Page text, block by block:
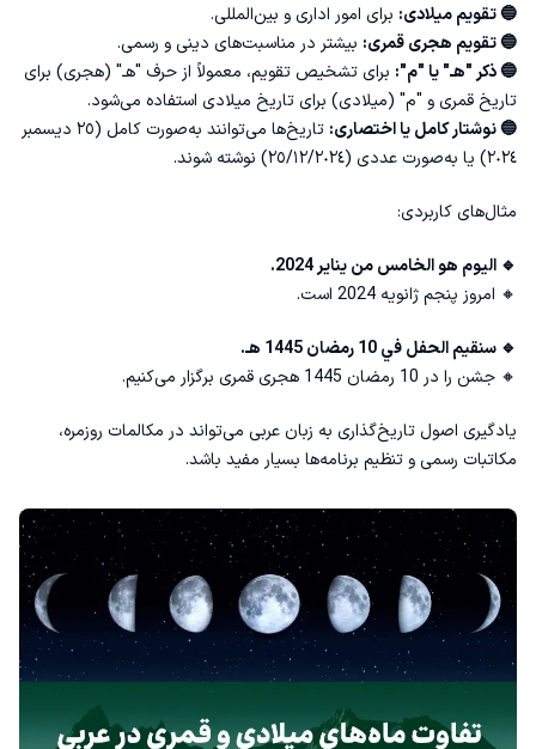
🔵 تقویم میلادی: برای امور اداری و بین‌المللی.
🔵 تقویم هجری قمری: بیشتر در مناسبت‌های دینی و رسمی.
🔵 ذکر "هـ" یا "م": برای تشخیص تقویم، معمولاً از حرف "هـ" (هجری) برای
تاریخ قمری و "م" (میلادی) برای تاریخ میلادی استفاده می‌شود.
🔵 نوشتار کامل یا اختصاری:
تاریخ‌ها می‌توانند به‌صورت کامل (٢٥ ديسمبر
٢٠٢٤) یا به‌صورت عددی (٢٥/١٢/٢٠٢٤) نوشته شوند.
مثال‌های کاربردی:
🔹 اليوم هو الخامس من يناير 2024.
🔸 امروز پنجم ژانویه 2024 است.
🔹 سنقيم الحفل في 10 رمضان 1445 هـ.
🔸 جشن را در 10 رمضان 1445 هجری قمری برگزار می‌کنیم.
یادگیری اصول تاریخ‌گذاری به زبان عربی می‌تواند در مکالمات روزمره،
مکاتبات رسمی و تنظیم برنامه‌ها بسیار مفید باشد.